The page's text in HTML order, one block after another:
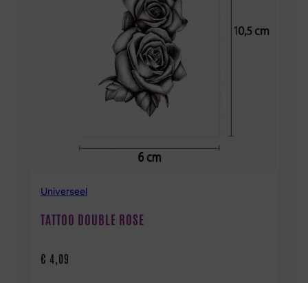
Universeel
TATTOO DOUBLE ROSE
€ 4,09